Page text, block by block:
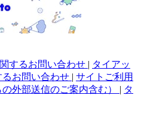
するお問い合わせ | タイアッ
お問い合わせ | サイトご利用
外部送信のご案内含む） | タ